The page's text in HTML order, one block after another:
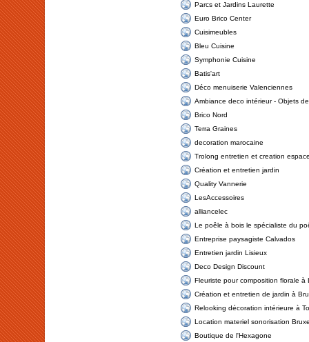
Parcs et Jardins Laurette
Euro Brico Center
Cuisimeubles
Bleu Cuisine
Symphonie Cuisine
Batis'art
Déco menuiserie Valenciennes
Ambiance deco intérieur - Objets
Brico Nord
Terra Graines
decoration marocaine
Trolong entretien et creation
Création et entretien jardin
Quality Vannerie
LesAccessoires
alliancelec
Le poêle à bois le spécialiste du
Entreprise paysagiste Calvados
Entretien jardin Lisieux
Deco Design Discount
Fleuriste pour composition florale à
Création et entretien de jardin à
Relooking décoration intérieure à
Location materiel sonorisation
Boutique de l'Hexagone